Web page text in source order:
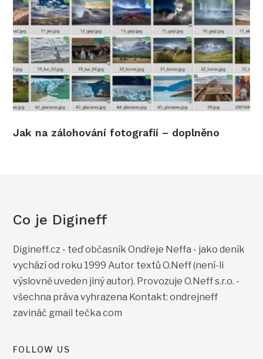
Jak na zálohování fotografií – doplněno
Co je Digineff
Digineff.cz - teď občasník Ondřeje Neffa - jako deník
vychází od roku 1999 Autor textů O.Neff (není-li
výslovně uveden jiný autor). Provozuje O.Neff s.r.o. -
všechna práva vyhrazena Kontakt: ondrejneff
zavináč gmail tečka com
FOLLOW US